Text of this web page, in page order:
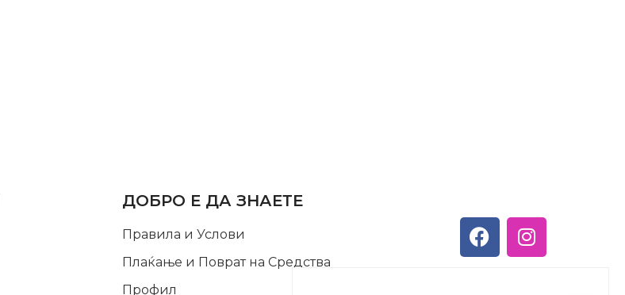
ДОБРО Е ДА ЗНАЕТЕ
Правила и Услови
Плаќање и Поврат на Средства
Профил